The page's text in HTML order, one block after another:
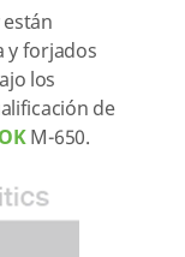
y forjados
los
de
M-650.